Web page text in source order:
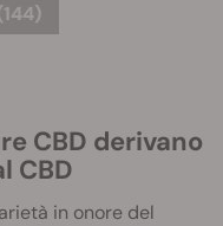
CBD derivano
CBD
in onore del